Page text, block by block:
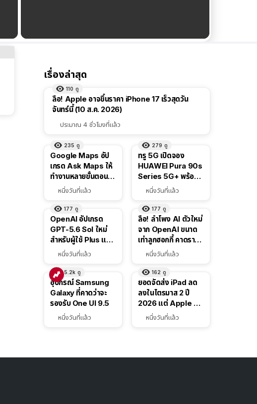
เรื่องล่าสุด
110 ดู
ลือ! Apple อาจขึ้นราคา iPhone 17 เร็วสุดวัน
จันทร์นี้ (10 ส.ค. 2026)
ประมาณ 4 ชั่วโมงที่แล้ว
235 ดู
Google Maps อัป
เกรด Ask Maps ให้
ทำงานหลายขั้นตอนได้
เช่น สั่งอาหาร,
สาธารณะ
หนึ่งวันที่แล้ว
279 ดู
ทรู 5G เปิดจอง
HUAWEI Pura 90s
Series 5G+ พร้อม
ส่วนลดสูงสุด 19,400
หนึ่งวันที่แล้ว
177 ดู
OpenAI อัปเกรด
GPT-5.6 Sol ใหม่
สำหรับผู้ใช้ Plus และ
Pro และขยาย GPT-
หนึ่งวันที่แล้ว
177 ดู
ลือ! ลำโพง AI ตัวใหม่
จาก OpenAI ขนาด
เท่าลูกฮอกกี้ คาดราคา
เริ่มราว 10,000 บาท
หนึ่งวันที่แล้ว
5.2k ดู
อุปกรณ์ Samsung
Galaxy ที่คาดว่าจะ
รองรับ One UI 9.5
หนึ่งวันที่แล้ว
162 ดู
ยอดจัดส่ง iPad ลด
ลงในไตรมาส 2 ปี
2026 แต่ Apple ยัง
ครองผู้นำตลาด
หนึ่งวันที่แล้ว